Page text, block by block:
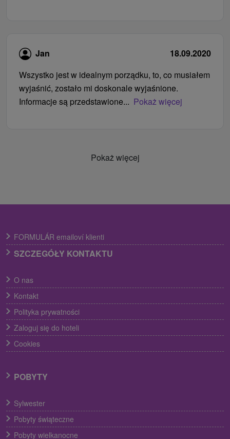
Jan
18.09.2020
Wszystko jest w idealnym porządku, to, co musiałem
wyjaśnić, zostało mi doskonale wyjaśnione.
Informacje są przedstawione... Pokaż więcej
Pokaż więcej
FORMULÁR emailoví klienti
SZCZEGÓŁY KONTAKTU
O nas
Kontakt
Polityka prywatności
Zaloguj się do hoteli
Cookies
POBYTY
Sylwester
Pobyty świąteczne
Pobyty wielkanocne